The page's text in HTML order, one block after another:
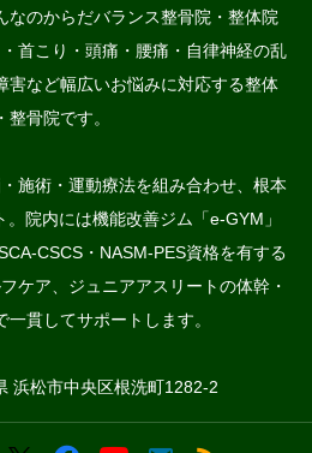
なのからだバランス整骨院・整体院
首こり・頭痛・腰痛・自律神経の乱
害など幅広いお悩みに対応する整体
整骨院です。
施術・運動療法を組み合わせ、根本
院内には機能改善ジム「e-GYM」
CSCS・NASM-PES資格を有する
ケア、ジュニアアスリートの体幹・
貫してサポートします。
浜松市中央区根洗町1282-2